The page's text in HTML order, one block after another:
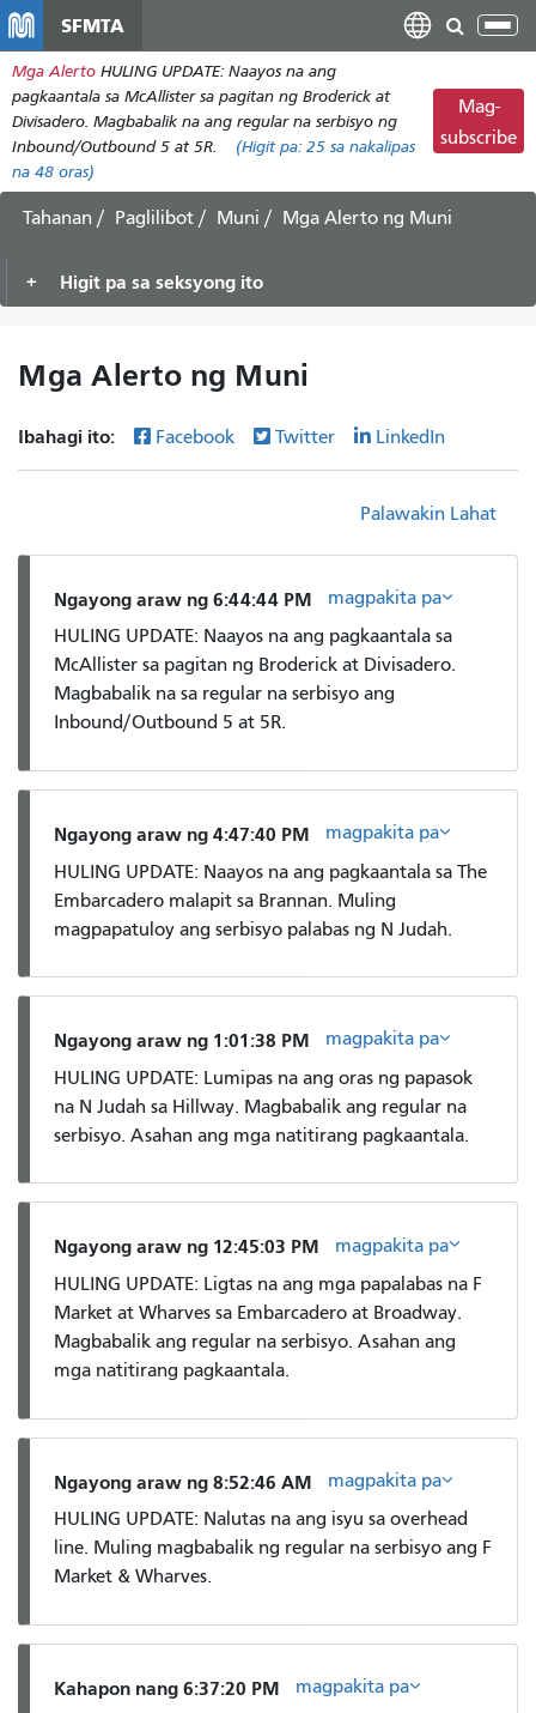
pangunahing
nilalaman
SFMTA
I-
ang
Mga Alerto HULING UPDATE: Naayos na ang
pagkaantala sa McAllister sa pagitan ng Broderick at
Divisadero. Magbabalik na ang regular na serbisyo ng
Inbound/Outbound 5 at 5R.
(Higit pa: 25 sa nakalipas
na 48 oras)
Mag-
subscribe
Tahanan Paglilibot Muni Mga Alerto ng Muni
Higit pa sa seksyong ito
Mga Alerto ng Muni
Ibahagi ito: Facebook Twitter LinkedIn
Palawakin Lahat
Ngayong araw ng 6:44:44 PM
magpakita pa
HULING UPDATE: Naayos na ang pagkaantala sa
McAllister sa pagitan ng Broderick at Divisadero.
Magbabalik na sa regular na serbisyo ang
Inbound/Outbound 5 at 5R.
Ngayong araw ng 4:47:40 PM
magpakita pa
HULING UPDATE: Naayos na ang pagkaantala sa The
Embarcadero malapit sa Brannan. Muling
magpapatuloy ang serbisyo palabas ng N Judah.
Ngayong araw ng 1:01:38 PM
magpakita pa
HULING UPDATE: Lumipas na ang oras ng papasok
na N Judah sa Hillway. Magbabalik ang regular na
serbisyo. Asahan ang mga natitirang pagkaantala.
Ngayong araw ng 12:45:03 PM
magpakita pa
HULING UPDATE: Ligtas na ang mga papalabas na F
Market at Wharves sa Embarcadero at Broadway.
Magbabalik ang regular na serbisyo. Asahan ang
mga natitirang pagkaantala.
Ngayong araw ng 8:52:46 AM
magpakita pa
HULING UPDATE: Nalutas na ang isyu sa overhead
line. Muling magbabalik ng regular na serbisyo ang F
Market & Wharves.
Kahapon nang 6:37:20 PM
magpakita pa